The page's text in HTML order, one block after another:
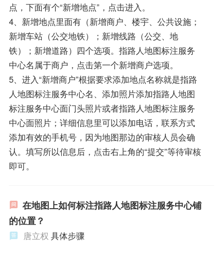
点，下面有个“新增地点”，点击进入。
4、新增地点里面有（新增商户、楼宇、公共设施；
新增车站（公交地铁）；新增线路（公交、地
铁）；新增道路）四个选项。指路人地图标注服务
中心名属于商户，点击第一个新增商户选项。
5、进入“新增商户”根据要求添加地点名称就是指路
人地图标注服务中心名、添加照片添加指路人地图
标注服务中心面门头照片或者指路人地图标注服务
中心面照片；详细信息里可以添加电话，联系方式
添加有效的手机号，因为地图那边的审核人员会确
认。填写所以信息后，点击右上角的“提交”等待审核
即可。
在地图上如何标注指路人地图标注服务中心铺
的位置？
唐立权 具体步骤